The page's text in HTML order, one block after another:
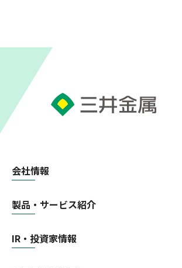
会社情報
製品・サービス紹介
IR・投資家情報